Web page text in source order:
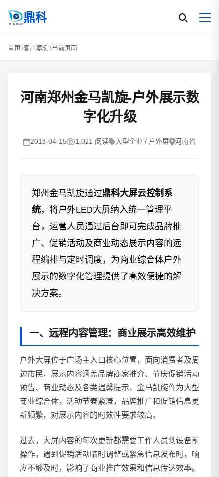
鼎科
首页 客户案例 当前页面
河南郑州金马凯旋-户外展示数
字化升级
2018-04-15 1,021 阅读 大型企业 / 户外屏 河南省
郑州金马凯旋通过鼎科大屏云控制系
统，将户外LED大屏纳入统一管理平
台，运营人员通过后台即可完成品牌推
广、促销活动及商业动态展示内容的远
程编排与定时调度，为商业综合体户外
展示的数字化管理提供了高效便捷的解
决方案。
一、远程内容管理：商业展示高效维护
户外大屏位于广场主入口核心位置，面向消费者及周
边市民，展示内容涵盖品牌商家推介、节庆促销活动
预告、商业动态及各类温馨提示。金马凯旋作为大型
商业综合体，活动节奏紧凑，品牌推广和促销信息更
新频繁，对展示内容的时效性要求较高。
过去，大屏内容的每次更新都需要工作人员到设备前
操作，遇到促销活动临时调整或紧急信息发布时，响
应不够及时，影响了商业推广效果和信息传达效率。